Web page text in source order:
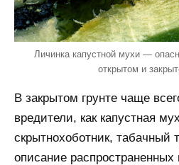
Личинка капустной мухи —
открытом и
В закрытом грунте чаще
вредители, как капустная
скрытнохоботник, табачный
описание